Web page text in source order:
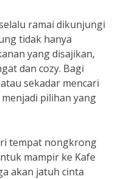
ramai dikunjungi
tidak hanya
yang disajikan,
dan cozy. Bagi
sekadar mencari
pilihan yang
tempat nongkrong
mampir ke Kafe
akan jatuh cinta